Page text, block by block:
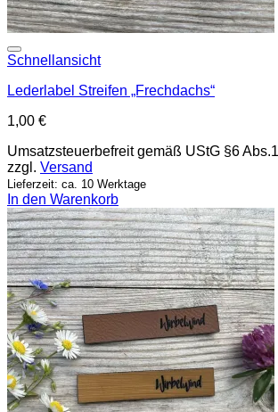
Schnellansicht
Lederlabel Streifen „Frechdachs“
1,00 €
Umsatzsteuerbefreit gemäß UStG §6
zzgl. Versand
Lieferzeit: ca. 10 Werktage
In den Warenkorb